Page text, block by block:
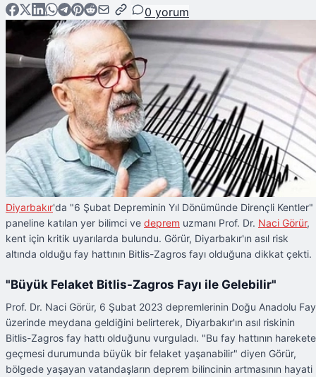
0 yorum
Diyarbakır'da "6 Şubat Depreminin Yıl Dönümünde Dirençli Kentler"
paneline katılan yer bilimci ve deprem uzmanı Prof. Dr. Naci Görür,
kent için kritik uyarılarda bulundu. Görür, Diyarbakır'ın asıl risk
altında olduğu fay hattının Bitlis-Zagros fayı olduğuna dikkat çekti.
"Büyük Felaket Bitlis-Zagros Fayı ile Gelebilir"
Prof. Dr. Naci Görür, 6 Şubat 2023 depremlerinin Doğu Anadolu
üzerinde meydana geldiğini belirterek, Diyarbakır'ın asıl riskinin
Bitlis-Zagros fay hattı olduğunu vurguladı. "Bu fay hattının harekete
geçmesi durumunda büyük bir felaket yaşanabilir" diyen Görür,
bölgede yaşayan vatandaşların deprem bilincinin artmasının hayati